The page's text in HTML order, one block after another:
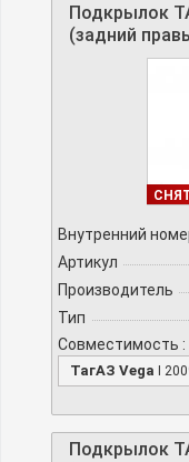
Подкрылок
(задний
Внутренний
Артикул
Производитель
Тип
Совместимость :
ТагАЗ Vega I
Подкрылок